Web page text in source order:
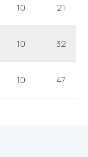
10 21
10 32
10 47